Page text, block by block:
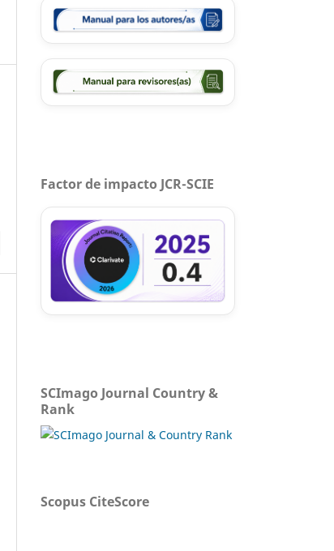
Factor de impacto JCR-SCIE
SCImago Journal Country &
Rank
Scopus CiteScore